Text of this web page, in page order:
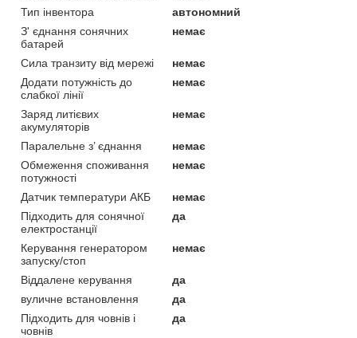
Тип інвентора
автономний
З' єднання сонячних
батарей
немає
Сила транзиту від мережі
немає
Додати потужність до
слабкої лінії
немає
Заряд литієвих
акумуляторів
немає
Паралельне з’ єднання
немає
Обмеження споживання
потужності
немає
Датчик температури АКБ
немає
Підходить для сонячної
електростанції
да
Керування генератором
запуску/стоп
немає
Віддалене керування
да
вуличне встановлення
да
Підходить для човнів і
човнів
да